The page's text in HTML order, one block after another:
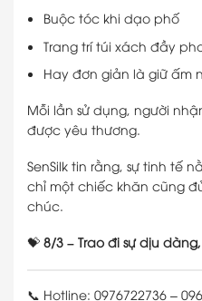
Buộc tóc khi dạo phố
Trang trí túi xách đầy
Hay đơn giản là giữ ấm
Mỗi lần sử dụng, người
được yêu thương.
SenSilk tin rằng, sự tinh tế
chỉ một chiếc khăn cũng
chúc.
💝 8/3 – Trao đi sự dịu
📞 Hotline: 0976722736 –